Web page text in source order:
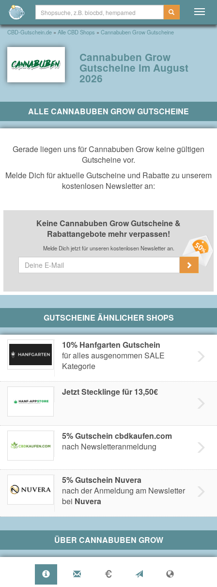
CBD-Gutschein.de » Alle CBD Shops » Cannabuben Grow Gutscheine
Cannabuben Grow
Gutscheine im August
2026
ALLE CANNABUBEN GROW GUTSCHEINE
Gerade liegen uns für Cannabuben Grow keine gültigen
Gutscheine vor.
Melde Dich für aktuelle Gutscheine und Rabatte zu unserem
kostenlosen Newsletter an:
Keine Cannabuben Grow Gutscheine &
Rabattangebote mehr verpassen!
Melde Dich jetzt für unseren kostenlosen Newsletter an.
GUTSCHEINE ÄHNLICHER SHOPS
10% Hanfgarten Gutschein
für alles ausgenommen SALE
Kategorie
Jetzt Stecklinge für 13,50€
5% Gutschein cbdkaufen.com
nach Newsletteranmeldung
5% Gutschein Nuvera
nach der Anmeldung am Newsletter
bei Nuvera
ÜBER CANNABUBEN GROW